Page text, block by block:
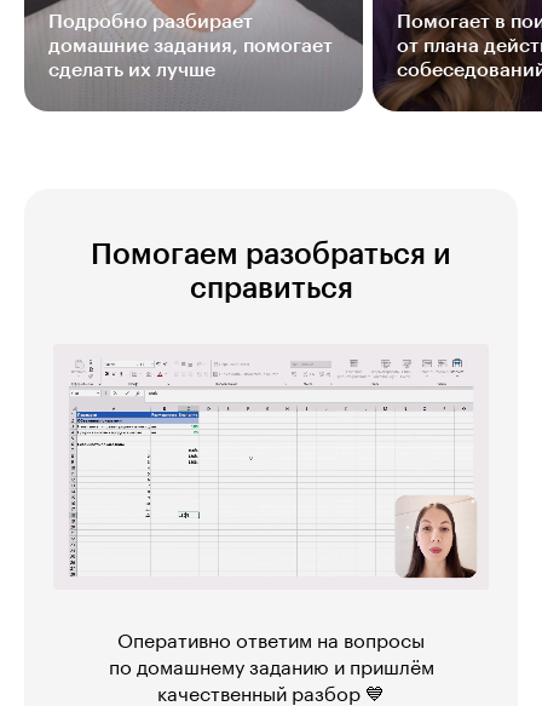
Подробно разбирает
домашние задания, помогает
сделать их лучше
Помогает в
от плана
Помогаем разобраться и
справиться
Оперативно ответим на вопросы
по домашнему заданию и пришлём
качественный разбор 💙